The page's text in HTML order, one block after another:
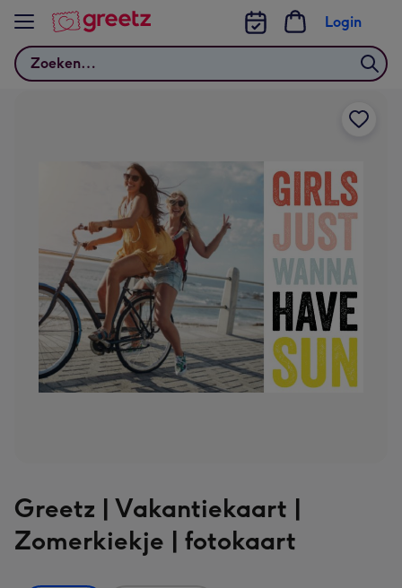
Bekijk meer
Zoeken
Login
Greetz | Vakantiekaart |
Zomerkiekje | fotokaart